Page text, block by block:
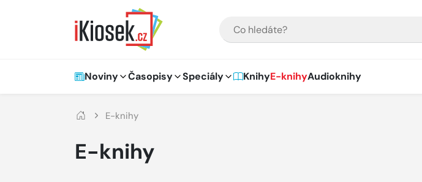
Hlavní navigace
Noviny Časopisy Speciály KnihyE-knihyAudioknihy
E-knihy
E-knihy